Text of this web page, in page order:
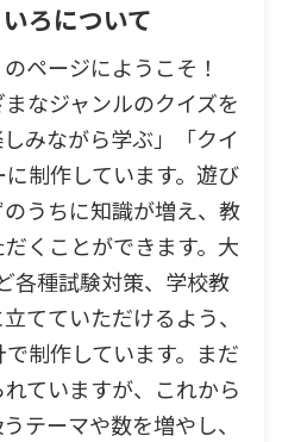
ろについて
ページにようこそ！
なジャンルのクイズを
みながら学ぶ」「クイ
制作しています。遊び
うちに知識が増え、教
くことができます。大
各種試験対策、学校教
てていただけるよう、
で制作しています。まだ
ていますが、これから
テーマや数を増やし、